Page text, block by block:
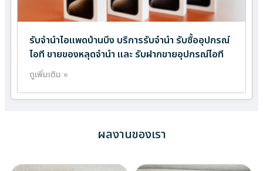
รับจำนำไอแพดบ้านบึง บริการรับจำนำ รับซื้ออุปกรณ์
ไอที ขายของหลุดจำนำ และ รับฝากขายอุปกรณ์ไอที
ดูเพิ่มเติม »
ผลงานของเรา